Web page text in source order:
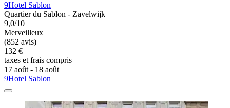
9Hotel Sablon
Quartier du Sablon - Zavelwijk
9,0/10
Merveilleux
(852 avis)
132 €
taxes et frais compris
17 août - 18 août
9Hotel Sablon